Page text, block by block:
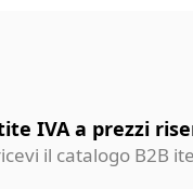
IVA a prezzi
il catalogo B2B